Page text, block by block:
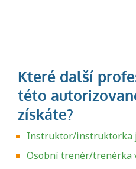
Instruktor/instruktorka
Osobní trenér/trenérka
Projděte si seznam